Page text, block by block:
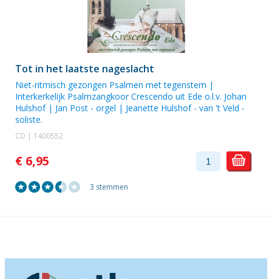
Tot in het laatste nageslacht
Niet-ritmisch gezongen Psalmen met tegenstem |
Interkerkelijk Psalmzangkoor Crescendo uit Ede o.l.v. Johan
Hulshof| Jan Post - orgel | Jeanette Hulshof - van 't Veld -
soliste.
CD | 1400552
€ 6,95
3 stemmen